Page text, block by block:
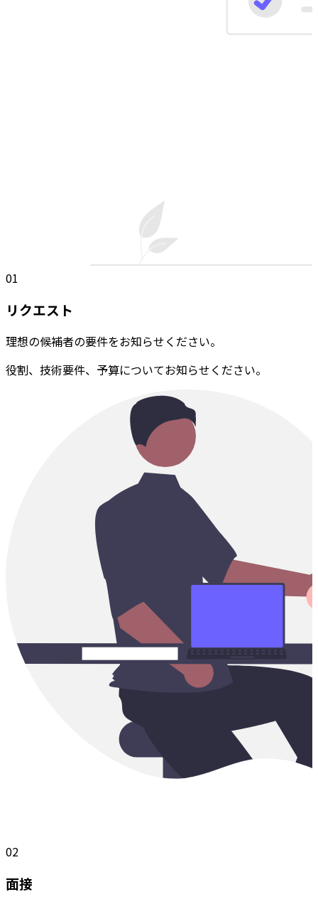
01
リクエスト
理想の候補者の要件をお知らせください。
役割、技術要件、予算についてお知らせください。
02
面接